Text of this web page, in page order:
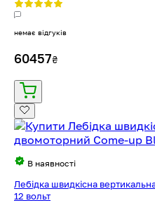
немає відгуків
60457₴
В наявності
Лебідка швидкісна
12 вольт